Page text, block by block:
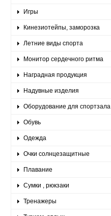
Игры
Кинезиотейпы, заморозка
Летние виды спорта
Монитор сердечного ритма
Наградная продукция
Надувные изделия
Оборудование для спортзала
Обувь
Одежда
Очки солнцезащитные
Плавание
Сумки , рюкзаки
Тренажеры